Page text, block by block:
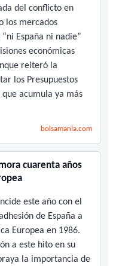
del conflicto en
los mercados
España ni nadie”
económicas
reiteró la
los Presupuestos
acumula ya más
bolsamania.com
cuarenta años
este año con el
de España a
Europea en 1986.
a este hito en su
la importancia de